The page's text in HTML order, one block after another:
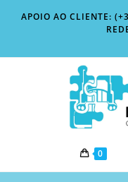
APOIO AO CLIENTE:
0